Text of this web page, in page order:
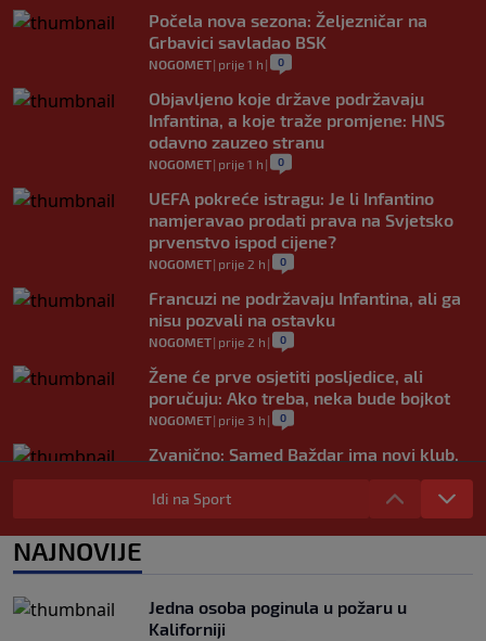
Počela nova sezona: Željezničar na
Grbavici savladao BSK
NOGOMET| prije 1 h | 0
Objavljeno koje države podržavaju
Infantina, a koje traže promjene: HNS
odavno zauzeo stranu
NOGOMET| prije 1 h | 0
UEFA pokreće istragu: Je li Infantino
namjeravao prodati prava na Svjetsko
prvenstvo ispod cijene?
NOGOMET| prije 2 h | 0
Francuzi ne podržavaju Infantina, ali ga
nisu pozvali na ostavku
NOGOMET| prije 2 h | 0
Žene će prve osjetiti posljedice, ali
poručuju: Ako treba, neka bude bojkot
NOGOMET| prije 3 h | 0
Zvanično: Samed Baždar ima novi klub,
zadužio broj sa velikom "težinom"
NOGOMET|prije 5 h
Prije nekoliko godina zaludjela je
Idi na Sport
NAJNOVIJE
Jedna osoba poginula u požaru u
Kaliforniji